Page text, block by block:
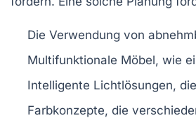
Die Verwendung von
Multifunktionale Möbel, wie
Intelligente Lichtlösungen,
Farbkonzepte, die